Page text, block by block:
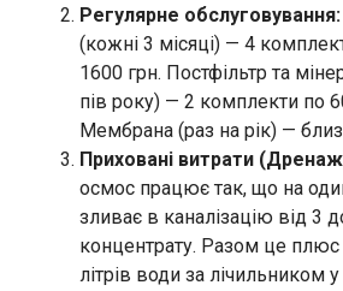
Регулярне обслуговування:
(кожні 3 місяці) — 4
1600 грн. Постфільтр та
пів року) — 2 комплекти по
Мембрана (раз на рік) —
Приховані витрати
осмос працює так, що на
зливає в каналізацію від 3
концентрату. Разом це
літрів води за лічильником